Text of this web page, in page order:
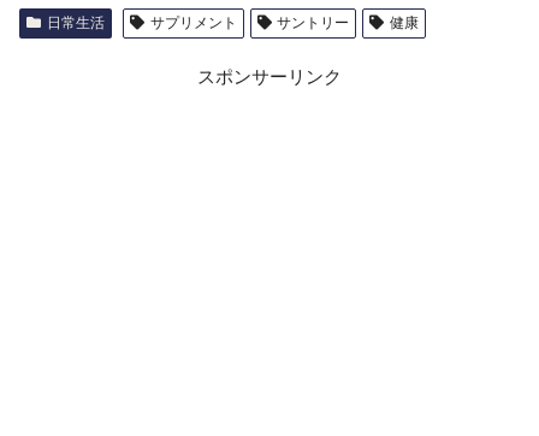
日常生活 サプリメント サントリー 健康
スポンサーリンク